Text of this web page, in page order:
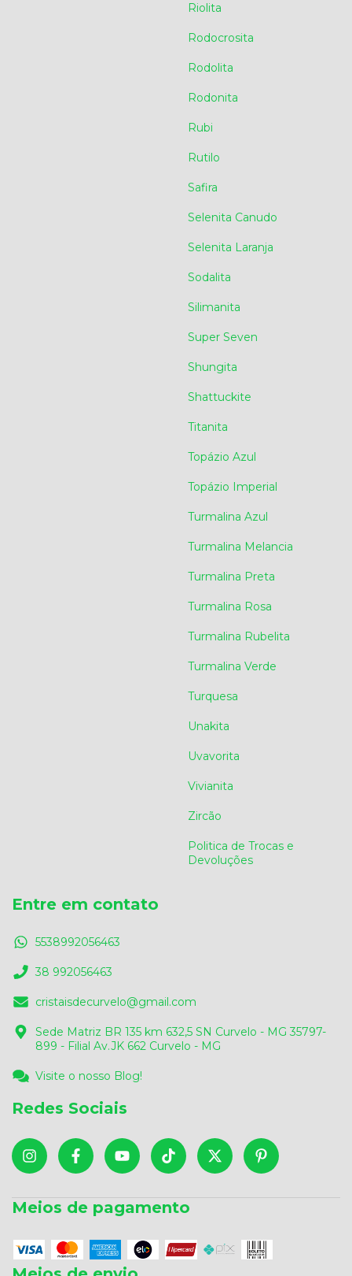
Riolita
Rodocrosita
Rodolita
Rodonita
Rubi
Rutilo
Safira
Selenita Canudo
Selenita Laranja
Sodalita
Silimanita
Super Seven
Shungita
Shattuckite
Titanita
Topázio Azul
Topázio Imperial
Turmalina Azul
Turmalina Melancia
Turmalina Preta
Turmalina Rosa
Turmalina Rubelita
Turmalina Verde
Turquesa
Unakita
Uvavorita
Vivianita
Zircão
Politica de Trocas e
Devoluções
Entre em contato
5538992056463
38 992056463
cristaisdecurvelo@gmail.com
Sede Matriz BR 135 km 632,5 SN Curvelo - MG 35797-
899 - Filial Av.JK 662 Curvelo - MG
Visite o nosso Blog!
Redes Sociais
Meios de pagamento